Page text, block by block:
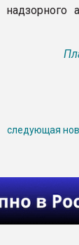
следующая